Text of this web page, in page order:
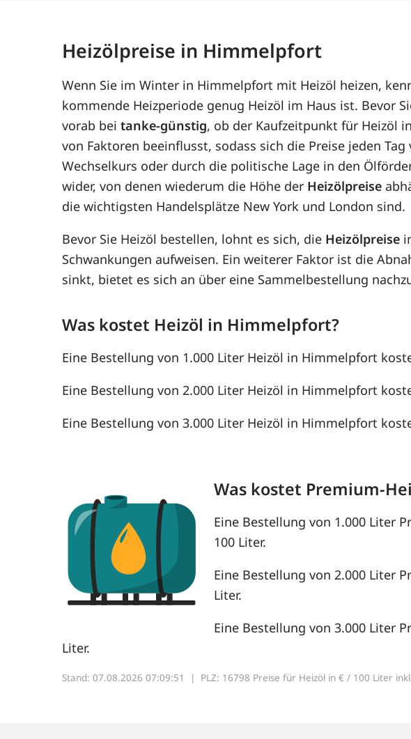
Heizölpreise in Himmelpfort
Wenn Sie im Winter in Himmelpfort mit Heizöl heizen,
kommende Heizperiode genug Heizöl im Haus ist. Bevor
vorab beitanke-günstig, ob der Kaufzeitpunkt für Heizöl
von Faktoren beeinflusst, sodass sich die Preise jeden
Wechselkurs oder durch die politische Lage in den
wider, von denen wiederum die Höhe der Heizölpreise
die wichtigsten Handelsplätze New York und London sind.
Bevor Sie Heizöl bestellen, lohnt es sich, die Heizölpreise
Schwankungen aufweisen. Ein weiterer Faktor ist die
sinkt, bietet es sich an über eine Sammelbestellung
Was kostet Heizöl in Himmelpfort?
Eine Bestellung von 1.000 Liter Heizöl in Himmelpfort
Eine Bestellung von 2.000 Liter Heizöl in Himmelpfort
Eine Bestellung von 3.000 Liter Heizöl in Himmelpfort
Was kostet Premium-
Eine Bestellung von 1.000 Liter
100 Liter.
Eine Bestellung von 2.000 Liter
Liter.
Eine Bestellung von 3.000 Liter
Liter.
Stand: 07.08.2026 07:09:51 | PLZ: 16798 Preise für Heizöl in € / 100 Liter